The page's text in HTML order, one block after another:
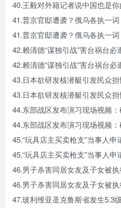
40.王毅对外籍记者说中国也是
41.普京官邸遭袭？俄乌各执一词
41.普京官邸遭袭？俄乌各执一词
42.赖清德“谋独引战”害台祸台必
42.赖清德“谋独引战”害台祸台必
43.日本欲研发核潜艇引发民众
43.日本欲研发核潜艇引发民众
44.东部战区发布演习现场视频
44.东部战区发布演习现场视频
45.“玩具店主买卖枪支”当事人申
45.“玩具店主买卖枪支”当事人申
46.男子杀害同居女友及子女被
46.男子杀害同居女友及子女被
47.玻利维亚圣克鲁斯省发生5.3